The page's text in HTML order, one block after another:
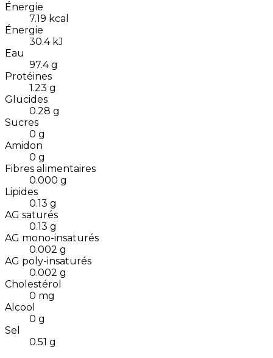
Énergie
7.19 kcal
Énergie
30.4 kJ
Eau
97.4 g
Protéines
1.23 g
Glucides
0.28 g
Sucres
0 g
Amidon
0 g
Fibres alimentaires
0.000 g
Lipides
0.13 g
AG saturés
0.13 g
AG mono-insaturés
0.002 g
AG poly-insaturés
0.002 g
Cholestérol
0 mg
Alcool
0 g
Sel
0.51 g